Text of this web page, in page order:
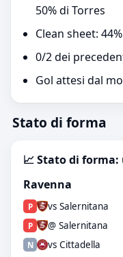
50% di Torres
Clean sheet:
0/2 dei
Gol attesi dal
Stato di forma
📈 Stato di
Ravenna
P vs Salernitana
P @ Salernitana
N vs Cittadella